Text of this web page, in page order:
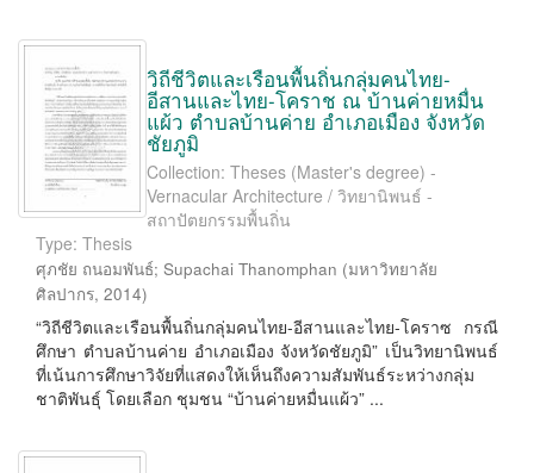
วิถีชีวิตและเรือนพื้นถิ่นกลุ่มคนไทย-
อีสานและไทย-โคราช ณ บ้านค่ายหมื่น
แผ้ว ตำบลบ้านค่าย อำเภอเมือง จังหวัด
ชัยภูมิ
Collection: Theses (Master's degree) -
Vernacular Architecture / วิทยานิพนธ์ -
สถาปัตยกรรมพื้นถิ่น
Type: Thesis
ศุภชัย ถนอมพันธ์; Supachai Thanomphan (มหาวิทยาลัย
ศิลปากร, 2014)
“วิถีชีวิตและเรือนพื้นถิ่นกลุ่มคนไทย-อีสานและไทย-โคราซ กรณี
ศึกษา ตำบลบ้านค่าย อำเภอเมือง จังหวัดชัยภูมิ” เป็นวิทยานิพนธ์
ที่เน้นการศึกษาวิจัยที่แสดงให้เห็นถึงความสัมพันธ์ระหว่างกลุ่ม
ชาติพันธุ์ โดยเลือก ชุมชน “บ้านค่ายหมื่นแผ้ว” ...